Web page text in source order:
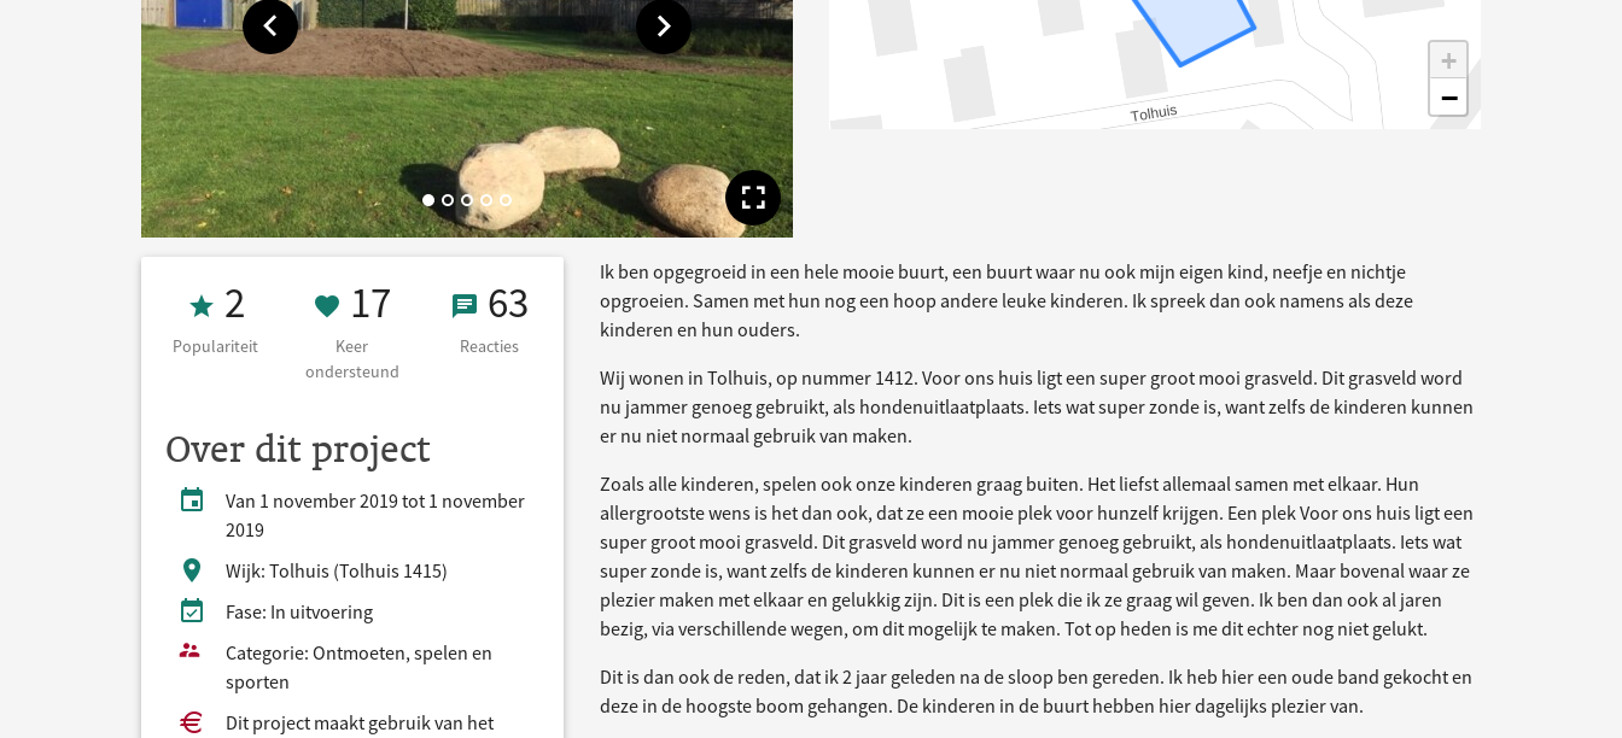
Toon vorige afbeelding Toon volgende afbeelding
Toon volledige afbeelding
+
−
Populariteit 2
2
Populariteit
17 Keer ondersteund
17
Keer
ondersteund
63 Reacties
63
Reacties
Over dit project
Van 1 november 2019 tot 1 november
2019
Wijk: Tolhuis (Tolhuis 1415)
Fase: In uitvoering
Categorie: Ontmoeten, spelen en
sporten
Dit project maakt gebruik van het
Ik ben opgegroeid in een hele mooie buurt, een buurt waar nu ook mijn eigen kind, neefje en nichtje
opgroeien. Samen met hun nog een hoop andere leuke kinderen. Ik spreek dan ook namens als deze
kinderen en hun ouders.
Wij wonen in Tolhuis, op nummer 1412. Voor ons huis ligt een super groot mooi grasveld. Dit grasveld word
nu jammer genoeg gebruikt, als hondenuitlaatplaats. Iets wat super zonde is, want zelfs de kinderen kunnen
er nu niet normaal gebruik van maken.
Zoals alle kinderen, spelen ook onze kinderen graag buiten. Het liefst allemaal samen met elkaar. Hun
allergrootste wens is het dan ook, dat ze een mooie plek voor hunzelf krijgen. Een plek Voor ons huis ligt een
super groot mooi grasveld. Dit grasveld word nu jammer genoeg gebruikt, als hondenuitlaatplaats. Iets wat
super zonde is, want zelfs de kinderen kunnen er nu niet normaal gebruik van maken. Maar bovenal waar ze
plezier maken met elkaar en gelukkig zijn. Dit is een plek die ik ze graag wil geven. Ik ben dan ook al jaren
bezig, via verschillende wegen, om dit mogelijk te maken. Tot op heden is me dit echter nog niet gelukt.
Dit is dan ook de reden, dat ik 2 jaar geleden na de sloop ben gereden. Ik heb hier een oude band gekocht en
deze in de hoogste boom gehangen. De kinderen in de buurt hebben hier dagelijks plezier van.